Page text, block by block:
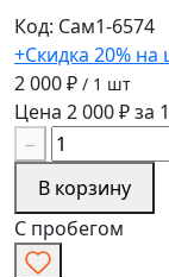
Код: Сам1-6574
+Скидка 20%
2 000 ₽ / 1 шт
Цена 2 000 ₽ за
−
В корзину
С пробегом